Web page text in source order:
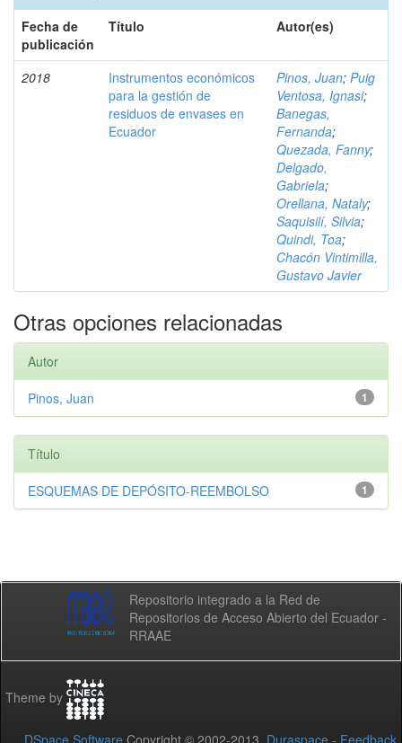
Fecha de
publicación
Título Autor(es)
2018
Instrumentos económicos
para la gestión de
residuos de envases en
Ecuador
Pinos, Juan; Puig
Ventosa, Ignasi;
Banegas,
Fernanda;
Quezada, Fanny;
Delgado,
Gabriela;
Orellana, Nataly;
Saquisilí, Silvia;
Quindi, Toa;
Chacón Vintimilla,
Gustavo Javier
Otras opciones relacionadas
Autor
1
Pinos, Juan
Título
1
ESQUEMAS DE DEPÓSITO-REEMBOLSO
Repositorio integrado a la Red de
Repositorios de Acceso Abierto del Ecuador -
RRAAE
Theme by
DSpace Software Copyright © 2002-2013 Duraspace - Feedback